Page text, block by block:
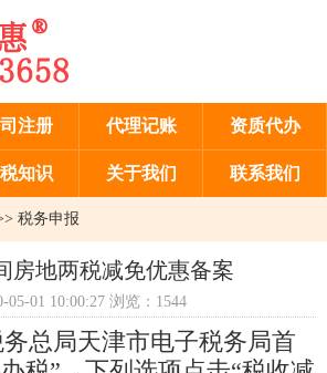
注册 代理记账 资质代办
知识 关于我们 联系我们
税务申报
房地两税减免优惠备案
05-01 10:00:27 浏览：1544
总局天津市电子税务局首